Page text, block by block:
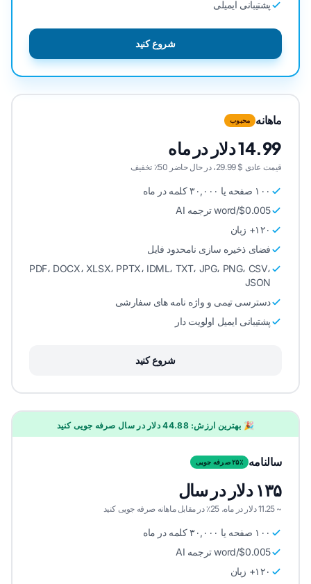
پشتیبانی ایمیلی
شروع کنید
ماهانه محبوب
14.99 دلار در ماه
قیمت عادی $ 29.99، در حال حاضر 50٪ تخفیف
۱۰۰ صفحه یا ۳۰,۰۰۰ کلمه در ماه
$0.005/word ترجمه AI
۱۲۰+ زبان
فضای ذخیره سازی نامحدود فایل
PDF، DOCX، XLSX، PPTX، IDML، TXT، JPG، PNG، CSV،
JSON
دسترسی تیمی و واژه نامه های سفارشی
پشتیبانی ایمیل اولویت دار
شروع کنید
🎉 بهترین ارزش: 44.88 دلار در سال صرفه جویی کنید
سالنامه ۲۵٪ صرفه جویی
۱۳۵ دلار در سال
~ 11.25 دلار در ماه، 25٪ در مقابل ماهانه صرفه جویی کنید
۱۰۰ صفحه یا ۳۰,۰۰۰ کلمه در ماه
$0.005/word ترجمه AI
۱۲۰+ زبان